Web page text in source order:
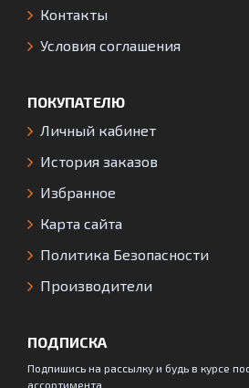
Контакты
Условия соглашения
ПОКУПАТЕЛЮ
Личный кабинет
История заказов
Избранное
Карта сайта
Политика Безопасности
Производители
ПОДПИСКА
Подпишись на рассылку и будь в курсе
ассортимента